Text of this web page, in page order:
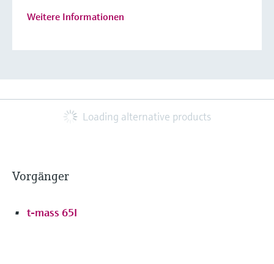
Weitere Informationen
Loading alternative products
Vorgänger
t-mass 65I